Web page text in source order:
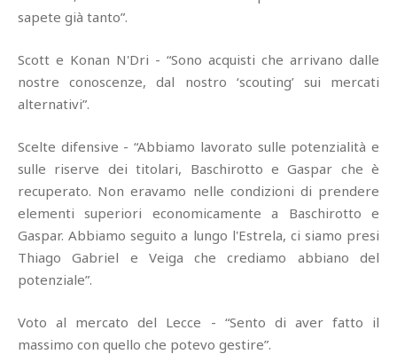
sapete già tanto”.
Scott e Konan N'Dri - “Sono acquisti che arrivano dalle
nostre conoscenze, dal nostro ‘scouting’ sui mercati
alternativi”.
Scelte difensive - “Abbiamo lavorato sulle potenzialità e
sulle riserve dei titolari, Baschirotto e Gaspar che è
recuperato. Non eravamo nelle condizioni di prendere
elementi superiori economicamente a Baschirotto e
Gaspar. Abbiamo seguito a lungo l'Estrela, ci siamo presi
Thiago Gabriel e Veiga che crediamo abbiano del
potenziale”.
Voto al mercato del Lecce - “Sento di aver fatto il
massimo con quello che potevo gestire”.